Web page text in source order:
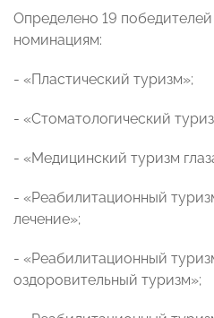
Определено 19
номинациям:
- «Пластический туризм»;
- «Стоматологический
- «Медицинский туризм
- «Реабилитационный
лечение»;
- «Реабилитационный
оздоровительный туризм»;